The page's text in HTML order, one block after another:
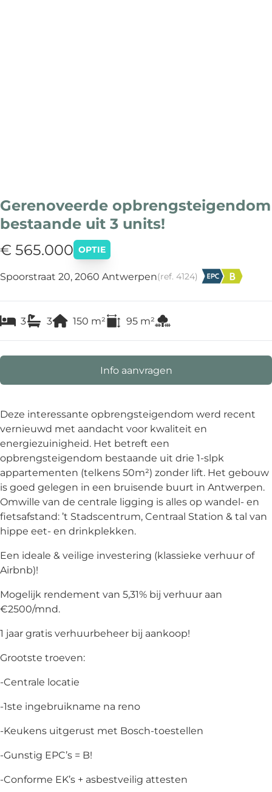
Gerenoveerde opbrengsteigendom
bestaande uit 3 units!
€ 565.000 OPTIE
Spoorstraat 20, 2060 Antwerpen(ref. 4124)
3 3 150 m² 95 m²
Info aanvragen
Deze interessante opbrengsteigendom werd recent
vernieuwd met aandacht voor kwaliteit en
energiezuinigheid. Het betreft een
opbrengsteigendom bestaande uit drie 1-slpk
appartementen (telkens 50m²) zonder lift. Het gebouw
is goed gelegen in een bruisende buurt in Antwerpen.
Omwille van de centrale ligging is alles op wandel- en
fietsafstand: ’t Stadscentrum, Centraal Station & tal van
hippe eet- en drinkplekken.
Een ideale & veilige investering (klassieke verhuur of
Airbnb)!
Mogelijk rendement van 5,31% bij verhuur aan
€2500/mnd.
1 jaar gratis verhuurbeheer bij aankoop!
Grootste troeven:
-Centrale locatie
-1ste ingebruikname na reno
-Keukens uitgerust met Bosch-toestellen
-Gunstig EPC’s = B!
-Conforme EK’s + asbestveilig attesten